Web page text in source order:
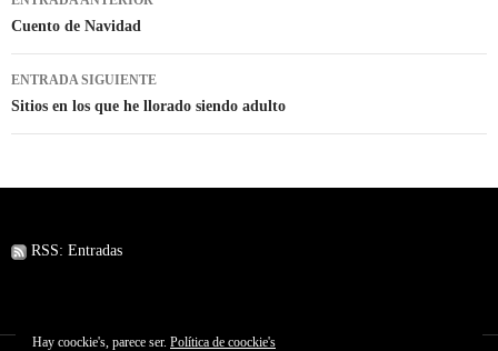
de
entradas
Cuento de Navidad
ENTRADA SIGUIENTE
Sitios en los que he llorado siendo adulto
RSS: Entradas
Hay coockie's, parece ser. Política de coockie's